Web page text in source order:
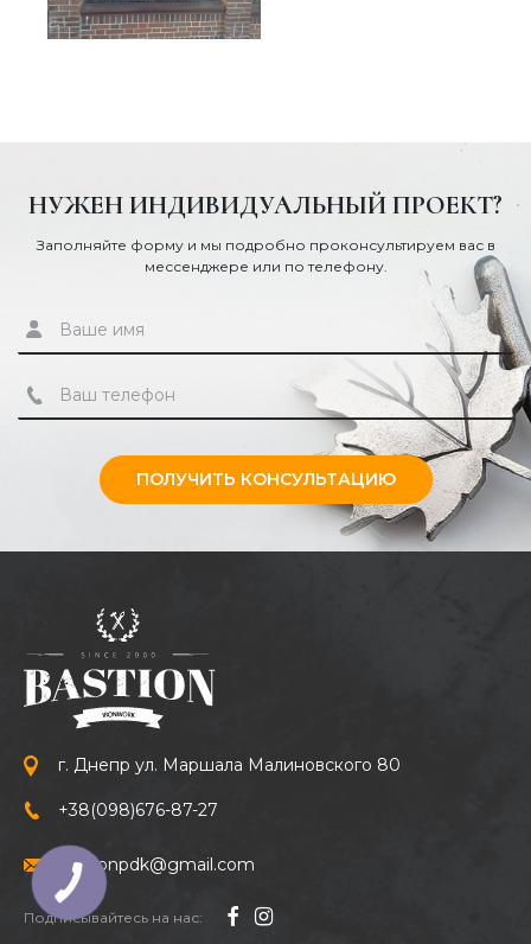
НУЖЕН ИНДИВИДУАЛЬНЫЙ ПРОЕКТ?
Заполняйте форму и мы подробно проконсультируем вас в
мессенджере или по телефону.
ПОЛУЧИТЬ КОНСУЛЬТАЦИЮ
г. Днепр ул. Маршала Малиновского 80
+38(098)676-87-27
bastionpdk@gmail.com
Подписывайтесь на нас: